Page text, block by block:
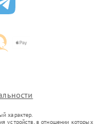
характер.
устройств, в отношении которых